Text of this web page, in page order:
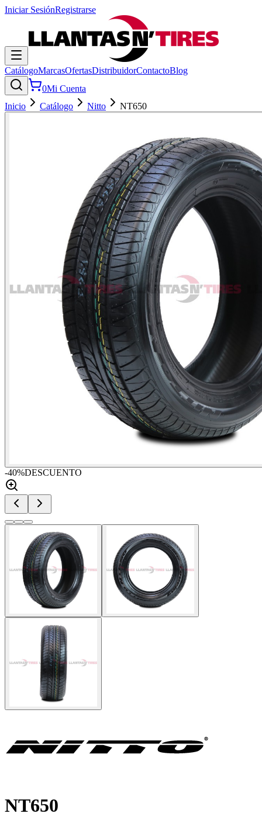
Iniciar SesiónRegistrarse
CatálogoMarcasOfertasDistribuidorContactoBlog
0Mi Cuenta
Inicio
Catálogo Nitto NT650
-40%DESCUENTO
NT650